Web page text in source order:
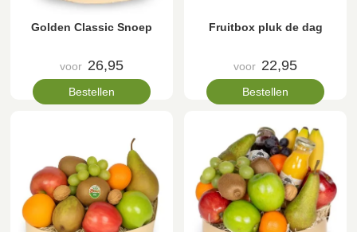
Golden Classic Snoep
voor 26,95
Bestellen
Fruitbox pluk de dag
voor 22,95
Bestellen